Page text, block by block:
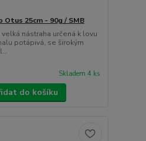
Otus 25cm - 90g / SMB
nástraha určená k lovu
potápivá, se širokým
Skladem 4 ks
do košíku